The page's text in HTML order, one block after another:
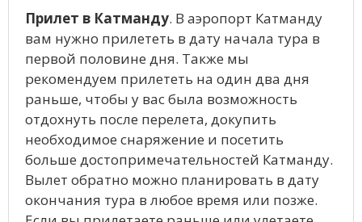
Прилет в Катманду. В аэропорт Катманду
вам нужно прилететь в дату начала тура в
первой половине дня. Также мы
рекомендуем прилететь на один два дня
раньше, чтобы у вас была возможность
отдохнуть после перелета, докупить
необходимое снаряжение и посетить
больше достопримечательностей Катманду.
Вылет обратно можно планировать в дату
окончания тура в любое время или позже.